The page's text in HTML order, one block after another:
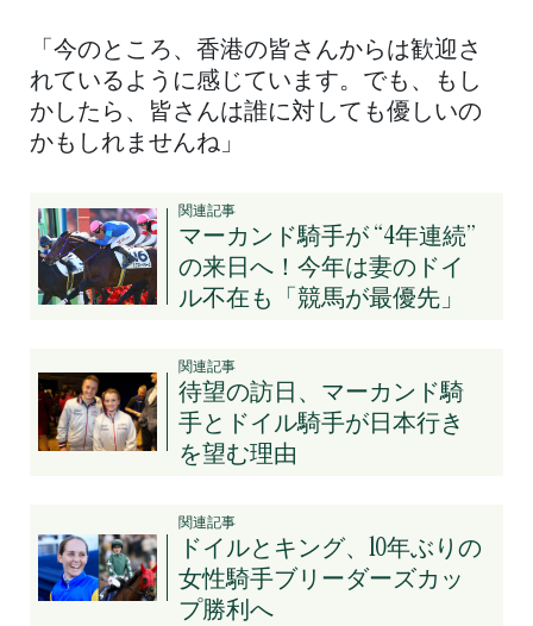
「今のところ、香港の皆さんからは歓迎さ
れているように感じています。でも、もし
かしたら、皆さんは誰に対しても優しいの
かもしれませんね」
関連記事
マーカンド騎手が “4年連続”
の来日へ！今年は妻のドイ
ル不在も「競馬が最優先」
関連記事
待望の訪日、マーカンド騎
手とドイル騎手が日本行き
を望む理由
関連記事
ドイルとキング、10年ぶりの
女性騎手ブリーダーズカッ
プ勝利へ